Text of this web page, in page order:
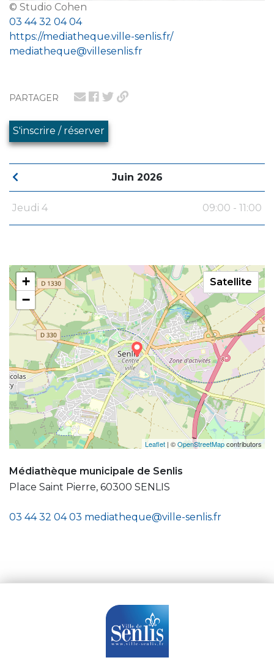
PARTAGER
S'inscrire / réserver
Juin 2026
Jeudi 4 09:00 - 11:00
+
−
Leaflet | ©OpenStreetMapcontributors
Satellite
Médiathèque municipale de Senlis
Place Saint Pierre, 60300 SENLIS
03 44 32 04 03 mediatheque@ville-senlis.fr
© Studio Cohen
03 44 32 04 04
https://mediatheque.ville-senlis.fr/
mediatheque@villesenlis.fr